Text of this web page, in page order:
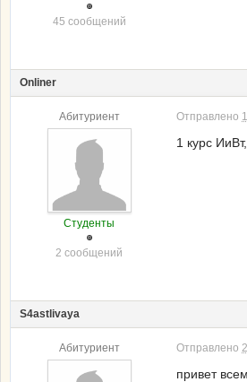
45 сообщений
Onliner
Абитуриент
Студенты
2 сообщений
Отправлено
1 курс
S4astlivaya
Абитуриент Отправлено
привет